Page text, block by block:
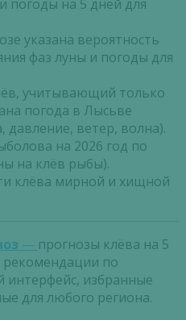
и погоды на 5 дней для
указана вероятность
фаз луны и погоды для
учитывающий только
погода в Лысьве
давление, ветер, волна).
на 2026 год по
на клёв рыбы).
клёва мирной и хищной
— прогнозы клёва на 5
рекомендации по
интерфейс, избранные
для любого региона.